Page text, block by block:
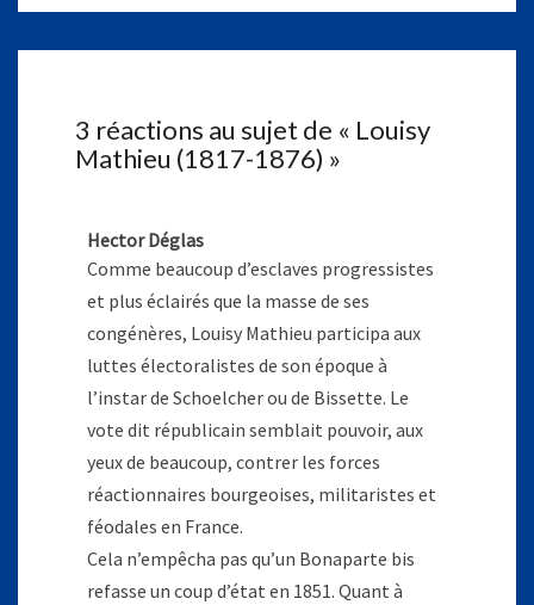
3 réactions au sujet de « Louisy
Mathieu (1817-1876) »
Hector Déglas
Comme beaucoup d’esclaves progressistes
et plus éclairés que la masse de ses
congénères, Louisy Mathieu participa aux
luttes électoralistes de son époque à
l’instar de Schoelcher ou de Bissette. Le
vote dit républicain semblait pouvoir, aux
yeux de beaucoup, contrer les forces
réactionnaires bourgeoises, militaristes et
féodales en France.
Cela n’empêcha pas qu’un Bonaparte bis
refasse un coup d’état en 1851. Quant à